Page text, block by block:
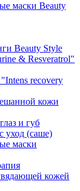
маски Beauty
Beauty Style
& Resveratrol"
recovery
кожи
и губ
уход (саше)
маски
кожей